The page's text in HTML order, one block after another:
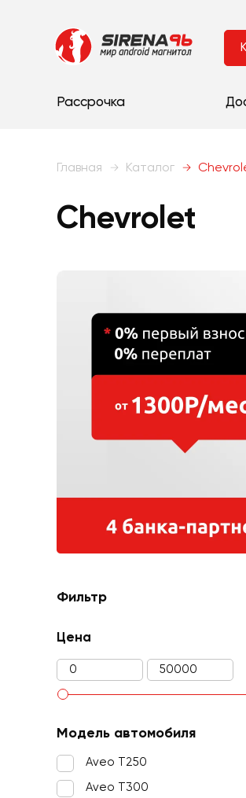
Рассрочка
Главная Каталог
Chevrolet
Фильтр
Цена
Модель автомобиля
Aveo T250
Aveo T300